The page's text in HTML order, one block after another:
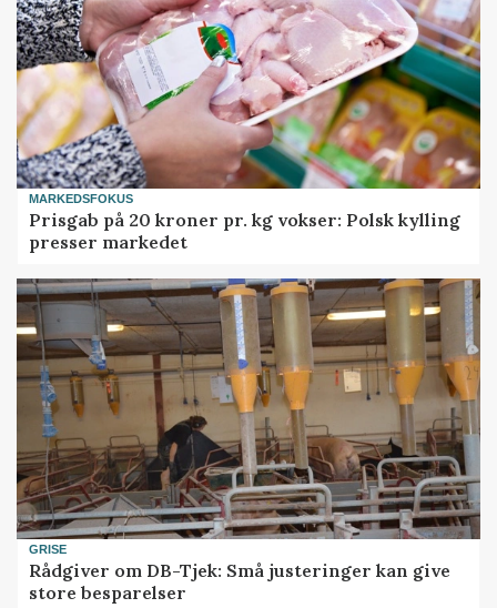
MARKEDSFOKUS
Prisgab på 20 kroner pr. kg vokser: Polsk kylling
presser markedet
GRISE
Rådgiver om DB-Tjek: Små justeringer kan give
store besparelser